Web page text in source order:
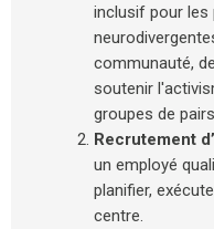
inclusif pour
communauté,
soutenir
groupes de
Recrutement
un employé
planifier,
centre.